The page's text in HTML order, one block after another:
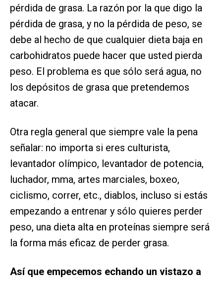
pérdida de grasa. La razón por la que digo la
pérdida de grasa, y no la pérdida de peso, se
debe al hecho de que cualquier dieta baja en
carbohidratos puede hacer que usted pierda
peso. El problema es que sólo será agua, no
los depósitos de grasa que pretendemos
atacar.
Otra regla general que siempre vale la pena
señalar: no importa si eres culturista,
levantador olímpico, levantador de potencia,
luchador, mma, artes marciales, boxeo,
ciclismo, correr, etc., diablos, incluso si estás
empezando a entrenar y sólo quieres perder
peso, una dieta alta en proteínas siempre será
la forma más eficaz de perder grasa.
Así que empecemos echando un vistazo a